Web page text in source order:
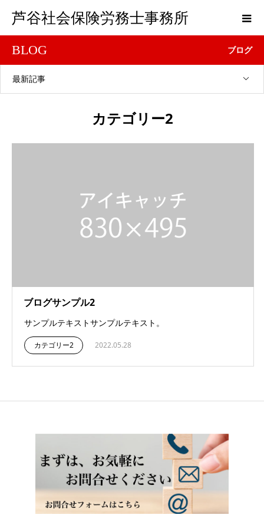
芦谷社会保険労務士事務所
BLOG ブログ
最新記事
カテゴリー2
ブログサンプル2
サンプルテキストサンプルテキスト。
カテゴリー2 2022.05.28